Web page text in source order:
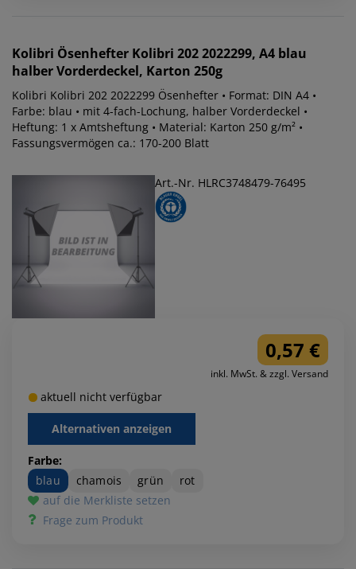
Kolibri Ösenhefter Kolibri 202 2022299, A4 blau
halber Vorderdeckel, Karton 250g
Kolibri Kolibri 202 2022299 Ösenhefter • Format: DIN A4 •
Farbe: blau • mit 4-fach-Lochung, halber Vorderdeckel •
Heftung: 1 x Amtsheftung • Material: Karton 250 g/m² •
Fassungsvermögen ca.: 170-200 Blatt
Art.-Nr. HLRC3748479-76495
0,57 €
inkl. MwSt. & zzgl. Versand
aktuell nicht verfügbar
Alternativen anzeigen
Farbe:
blau
chamois grün
rot
auf die Merkliste setzen
Frage zum Produkt